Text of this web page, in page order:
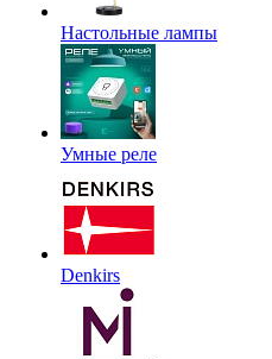
Настольные лампы
Умные реле
Denkirs